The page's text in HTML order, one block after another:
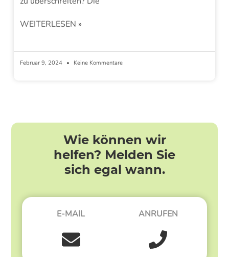
WEITERLESEN »
Februar 9, 2024 Keine Kommentare
Wie können wir
helfen? Melden Sie
sich egal wann.
E-MAIL ANRUFEN